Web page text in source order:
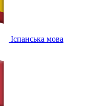
Іспанська мова